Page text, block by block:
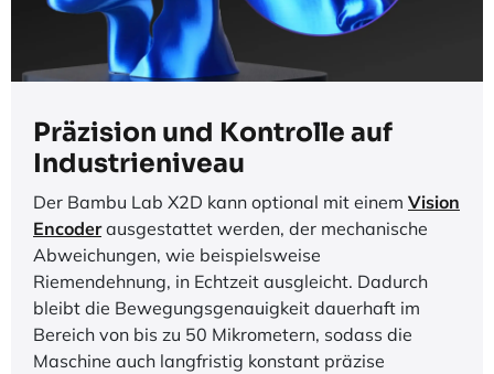
Präzision und Kontrolle auf
Industrieniveau
Der Bambu Lab X2D kann optional mit einem Vision
Encoderausgestattet werden, der mechanische
Abweichungen, wie beispielsweise
Riemendehnung, in Echtzeit ausgleicht. Dadurch
bleibt die Bewegungsgenauigkeit dauerhaft im
Bereich von bis zu 50 Mikrometern, sodass die
Maschine auch langfristig konstant präzise